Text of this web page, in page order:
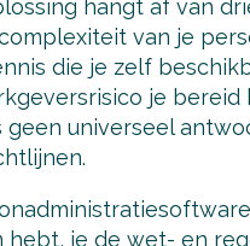
hangt af van
van je
die je zelf
je
geen universeel
hebt, je de wet- en